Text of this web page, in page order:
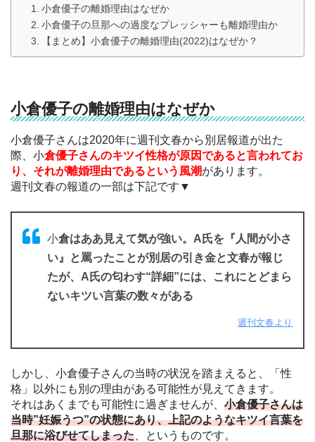
小倉優子の離婚理由はなぜか
小倉優子の旦那への過度なプレッシャーも離婚理由か
【まとめ】小倉優子の離婚理由(2022)はなぜか？
小倉優子の離婚理由はなぜか
小倉優子さんは2020年に週刊文春から別居報道が出た
際、小倉優子さんのキツイ性格が原因であると言われてお
り、それが離婚理由であるという風潮があります。
週刊文春の報道の一部は下記です▼
小倉はああ見えて気が強い。A氏を『人間が小さ
い』と罵ったことが別居の引き金と文春が報じ
たが、A氏の匂わす“詳細”には、これにとどまら
ないキツい言葉の数々がある
週刊文春より
しかし、小倉優子さんの当時の状況を踏まえると、「性
格」以外にも別の理由がある可能性が見えてきます。
それはあくまでも可能性に過ぎませんが、 小倉優子さんは
当時”妊娠うつ”の状態にあり、上記のようなキツイ言葉を
旦那に浴びせてしまった 、というものです。